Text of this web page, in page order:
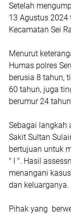
Setelah
13 Agustus
Kecamatan Sei
Menurut
Humas polres
berusia 8 tahun,
60 tahun, juga
berumur 24
Sebagai langkah
Sakit Sultan
bertujuan untuk
" I ". Hasil
menangani
dan keluarganya.
Pihak yang